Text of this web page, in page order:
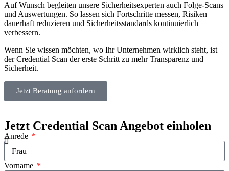
Auf Wunsch begleiten unsere Sicherheitsexperten auch Folge-Scans
und Auswertungen. So lassen sich Fortschritte messen, Risiken
dauerhaft reduzieren und Sicherheitsstandards kontinuierlich
verbessern.
Wenn Sie wissen möchten, wo Ihr Unternehmen wirklich steht, ist
der Credential Scan der erste Schritt zu mehr Transparenz und
Sicherheit.
Jetzt Beratung anfordern
Jetzt Credential Scan Angebot einholen
Anrede
Vorname